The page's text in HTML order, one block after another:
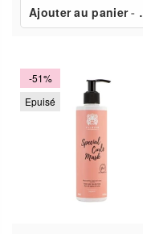
Ajouter au panier-
-51%
Epuisé